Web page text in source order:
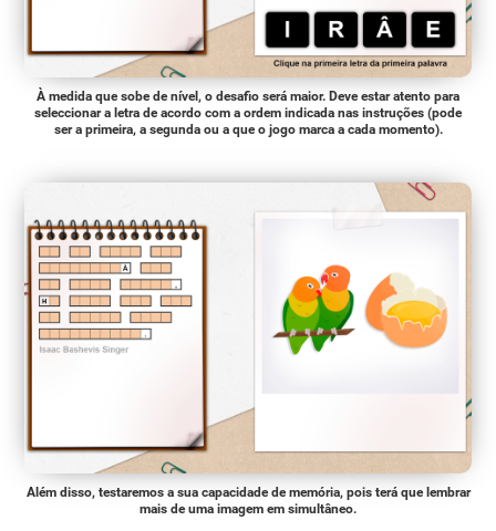
À medida que sobe de nível, o desafio será maior. Deve estar atento para
seleccionar a letra de acordo com a ordem indicada nas instruções (pode
ser a primeira, a segunda ou a que o jogo marca a cada momento).
Além disso, testaremos a sua capacidade de memória, pois terá que lembrar
mais de uma imagem em simultâneo.